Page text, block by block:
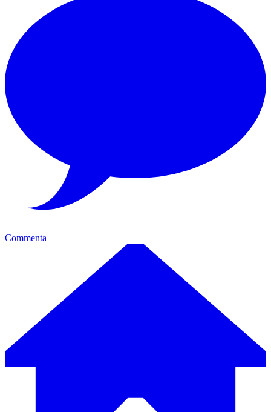
Commenta